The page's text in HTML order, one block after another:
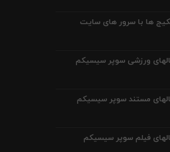
ها با سرور های سایت
ورزشی سوپر سیسیکم
مستند سوپر سیسیکم
فیلم سوپر سیسیکم